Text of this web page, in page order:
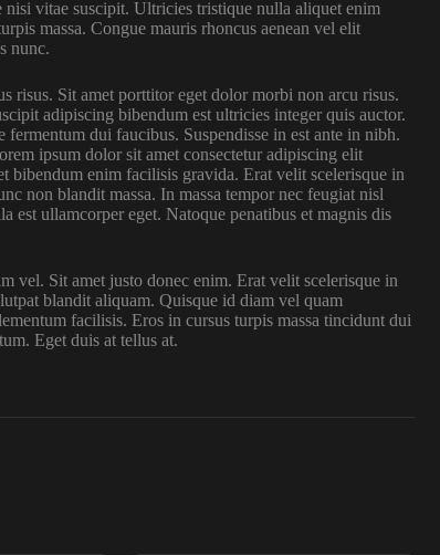
vitae suscipit. Ultricies tristique nulla aliquet enim
massa. Congue mauris rhoncus aenean vel elit
nunc.
risus. Sit amet porttitor eget dolor morbi non arcu risus.
adipiscing bibendum est ultricies integer quis auctor.
dui faucibus. Suspendisse in est ante in nibh.
ipsum dolor sit amet consectetur adipiscing elit
enim facilisis gravida. Erat velit scelerisque in
non blandit massa. In massa tempor nec feugiat nisl
ullamcorper eget. Natoque penatibus et magnis dis
vel. Sit amet justo donec enim. Erat velit scelerisque in
blandit aliquam. Quisque id diam vel quam
facilisis. Eros in cursus turpis massa tincidunt dui
Eget duis at tellus at.